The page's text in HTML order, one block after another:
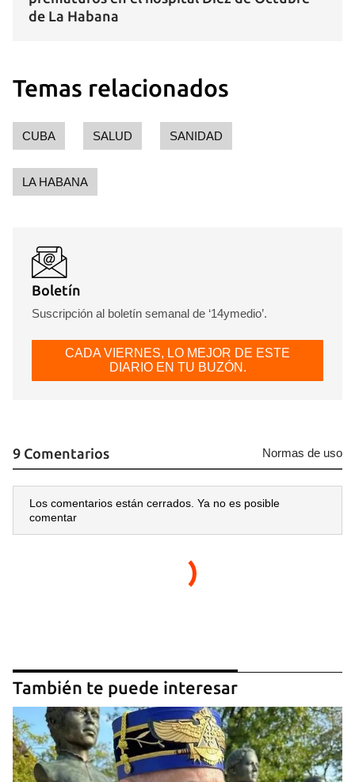
de La Habana
Temas relacionados
CUBA SALUD SANIDAD
LA HABANA
Boletín
Suscripción al boletín semanal de ‘14ymedio’.
CADA VIERNES, LO MEJOR DE ESTE
DIARIO EN TU BUZÓN.
9 Comentarios Normas de uso
Los comentarios están cerrados. Ya no es posible
comentar
También te puede interesar